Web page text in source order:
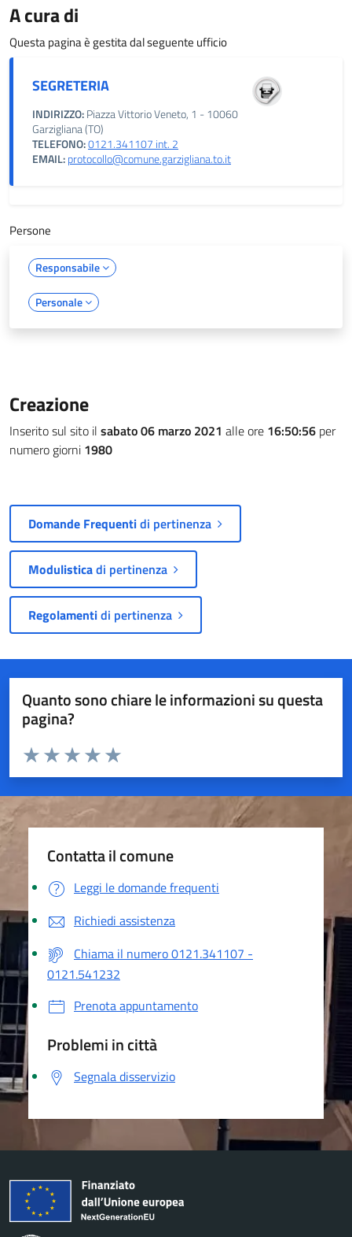
A cura di
Questa pagina è gestita dal seguente ufficio
SEGRETERIA
INDIRIZZO:Piazza Vittorio Veneto, 1 - 10060
Garzigliana (TO)
TELEFONO:0121.341107 int. 2
EMAIL:protocollo@comune.garzigliana.to.it
Persone
Responsabile
Personale
Creazione
Inserito sul sito il sabato 06 marzo 2021 alle ore 16:50:56 per
numero giorni 1980
Domande Frequentidi pertinenza
Modulisticadi pertinenza
Regolamentidi pertinenza
Quanto sono chiare le informazioni su questa
pagina?
Valuta da 1 a 5 stelle la pagina
Valuta 5 stelle su 5
Valuta 4 stelle su 5
Valuta 3 stelle su 5
Valuta 2 stelle su 5
Valuta 1 stelle su 5
Contatta il comune
Leggi le domande frequenti
Richiedi assistenza
Chiama il numero 0121.341107 -
0121.541232
Prenota appuntamento
Problemi in città
Segnala disservizio